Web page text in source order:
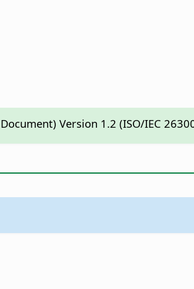
Version 1.2 (ISO/IEC